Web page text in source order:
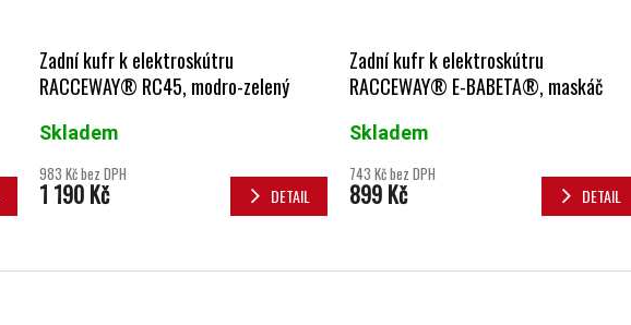
Zadní kufr k elektroskútru
RACCEWAY® RC45, modro-zelený
Skladem
983 Kč bez DPH
1 190 Kč DETAIL
Zadní kufr k elektroskútru
RACCEWAY® E-BABETA®, maskáč
Skladem
743 Kč bez DPH
899 Kč DETAIL